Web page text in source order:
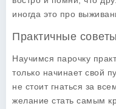
иногда это про
Практичные
Научимся парочку
только начинает свой
не стоит гнаться за
желание стать самым